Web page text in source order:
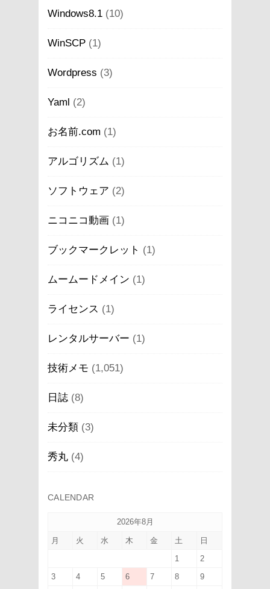
Windows8.1 (10)
WinSCP (1)
Wordpress (3)
Yaml (2)
お名前.com (1)
アルゴリズム (1)
ソフトウェア (2)
ニコニコ動画 (1)
ブックマークレット (1)
ムームードメイン (1)
ライセンス (1)
レンタルサーバー (1)
技術メモ (1,051)
日誌 (8)
未分類 (3)
秀丸 (4)
CALENDAR
2026年8月
月 火 水 木 金 土 日
1
2
3
4 5 6 7 8
9